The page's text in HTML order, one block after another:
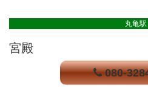
丸亀駅
宮殿
080-